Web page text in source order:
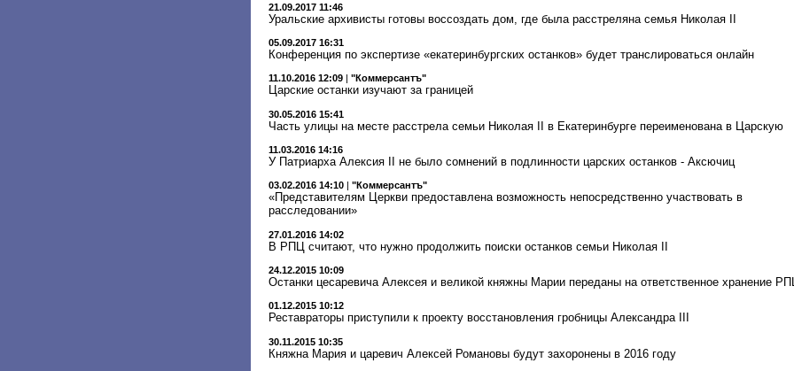
21.09.2017 11:46
Уральские архивисты готовы воссоздать дом, где была расстреляна семья Николая II
05.09.2017 16:31
Конференция по экспертизе «екатеринбургских останков» будет транслироваться онлайн
11.10.2016 12:09 "Коммерсантъ"
Царские останки изучают за границей
30.05.2016 15:41
Часть улицы на месте расстрела семьи Николая II в Екатеринбурге переименована в Царскую
11.03.2016 14:16
У Патриарха Алексия II не было сомнений в подлинности царских останков - Аксючиц
03.02.2016 14:10 "Коммерсантъ"
«Представителям Церкви предоставлена возможность непосредственно участвовать в
расследовании»
27.01.2016 14:02
В РПЦ считают, что нужно продолжить поиски останков семьи Николая II
24.12.2015 10:09
Останки цесаревича Алексея и великой княжны Марии переданы на ответственное хранение
01.12.2015 10:12
Реставраторы приступили к проекту восстановления гробницы Александра III
30.11.2015 10:35
Княжна Мария и царевич Алексей Романовы будут захоронены в 2016 году